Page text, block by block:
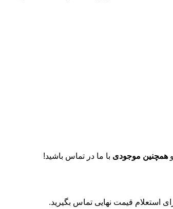
و همچنین موجودی با ما در تماس باشید!